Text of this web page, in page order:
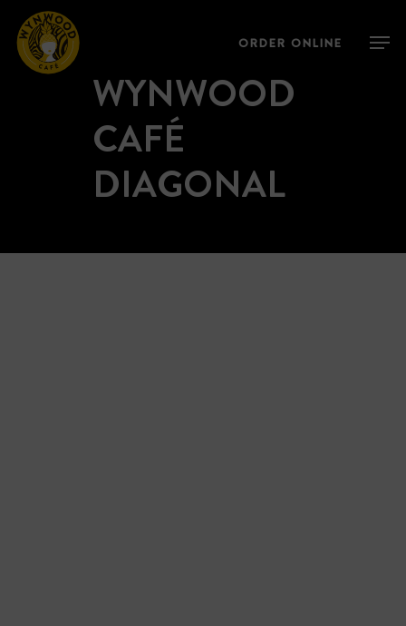
Skip
main
ORDER ONLINE
WYNWOOD
CAFÉ
DIAGONAL